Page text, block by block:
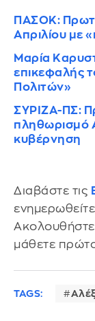
ΠΑΣΟΚ:
Απριλίου με
Μαρία
επικεφαλής
Πολιτών»
ΣΥΡΙΖΑ-ΠΣ:
πληθωρισμό
κυβέρνηση
Διαβάστε τις
μάθετε
TAGS: